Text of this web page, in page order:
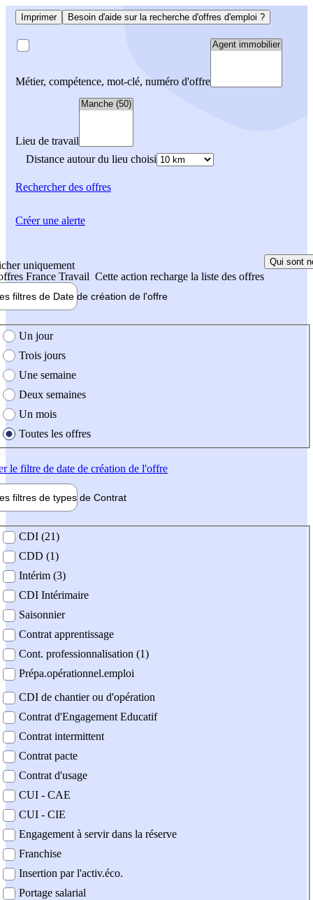
Imprimer Besoin d'aide sur la recherche d'offres d'emploi ?
Métier, compétence, mot-clé, numéro d'offre
Lieu de travail
Distance autour du lieu choisi
Rechercherdes offres
uniquement
France Travail Cette action recharge la liste des offres
Qui sont
filtres de Date de création de l'offre
création de l'offre
Un jour
Trois jours
Une semaine
Deux semaines
Un mois
Toutes les offres
le filtre de date de création de l'offre
filtres de types de Contrat
contrat
CDI (21)
CDD (1)
Intérim (3)
CDI Intérimaire
Saisonnier
Contrat apprentissage
Cont. professionnalisation (1)
Prépa.opérationnel.emploi
CDI de chantier ou d'opération
Contrat d'Engagement Educatif
Contrat intermittent
Contrat pacte
Contrat d'usage
CUI - CAE
CUI - CIE
Engagement à servir dans la réserve
Franchise
Insertion par l'activ.éco.
Portage salarial
Créer une alerte